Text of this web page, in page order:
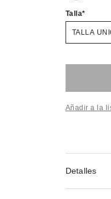
Talla
TALLA
Añadir a la
Detalles